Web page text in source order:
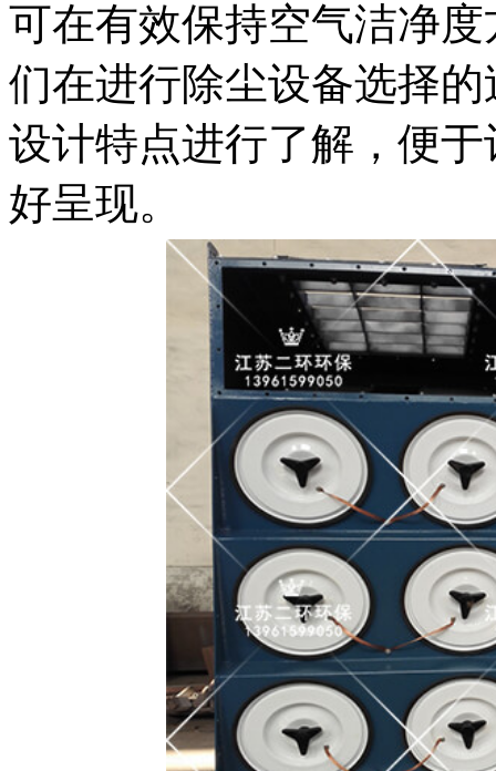
可在有效保持空气洁净
们在进行除尘设备选择
设计特点进行了解，便
好呈现。